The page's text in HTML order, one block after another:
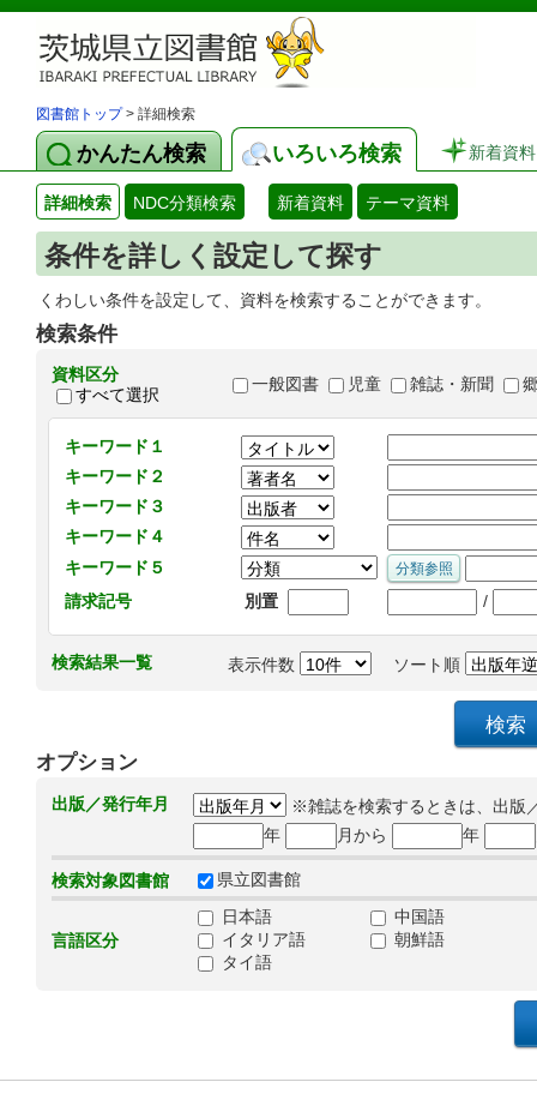
図書館トップ> 詳細検索
かんたん検索 いろいろ検索 新着資料
詳細検索 NDC分類検索 新着資料 テーマ資料
条件を詳しく設定して探す
くわしい条件を設定して、資料を検索することができます。
検索条件
資料区分
すべて選択
一般図書 児童 雑誌・新聞
キーワード１
キーワード２
キーワード３
キーワード４
キーワード５
請求記号
別置 /
検索結果一覧 表示件数 ソート順
オプション
出版／発行年月
※雑誌を検索するときは、出版
年
月から 年
検索対象図書館 県立図書館
言語区分
日本語
中国語
イタリア語
朝鮮語
タイ語